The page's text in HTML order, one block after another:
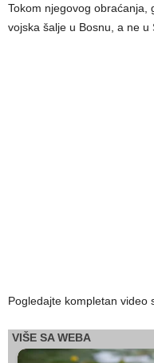
Tokom njegovog obraćanja,
vojska šalje u Bosnu, a ne u
Pogledajte kompletan video